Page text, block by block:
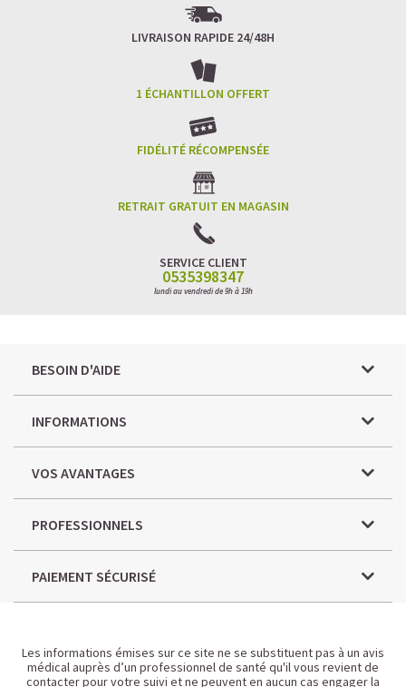
LIVRAISON RAPIDE 24/48H
1 ÉCHANTILLON OFFERT
FIDÉLITÉ RÉCOMPENSÉE
RETRAIT GRATUIT EN MAGASIN
SERVICE CLIENT
0535398347
lundi au vendredi de 9h à 19h
BESOIN D'AIDE
INFORMATIONS
VOS AVANTAGES
PROFESSIONNELS
PAIEMENT SÉCURISÉ
Les informations émises sur ce site ne se substituent pas à un avis
médical auprès d’un professionnel de santé qu'il vous revient de
contacter pour votre suivi et ne peuvent en aucun cas engager la